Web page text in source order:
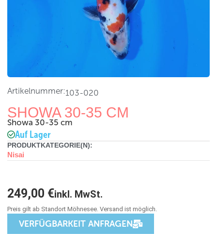
Artikelnummer:103-020
SHOWA 30-35 CM
Showa 30-35 cm
Auf Lager
PRODUKTKATEGORIE(N):
Nisai
249,00 €inkl. MwSt.
VERFÜGBARKEIT ANFRAGEN